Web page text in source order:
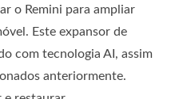
o Remini para ampliar
Este expansor de
com tecnologia AI, assim
anteriormente.